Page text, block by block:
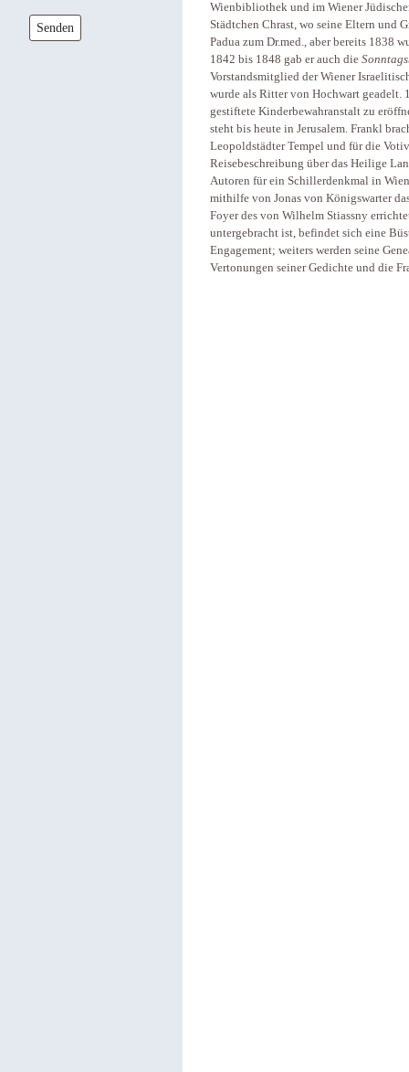
Senden
Wienbibliothek und im Wiener
Städtchen Chrast, wo seine Eltern und
Padua zum Dr.med., aber bereits 1838
1842 bis 1848 gab er auch die
Vorstandsmitglied der Wiener
wurde als Ritter von Hochwart geadelt.
gestiftete Kinderbewahranstalt zu
steht bis heute in Jerusalem. Frankl
Leopoldstädter Tempel und für die
Reisebeschreibung über das Heilige
Autoren für ein Schillerdenkmal in
mithilfe von Jonas von Königswarter
Foyer des von Wilhelm Stiassny
untergebracht ist, befindet sich eine
Engagement; weiters werden seine
Vertonungen seiner Gedichte und die